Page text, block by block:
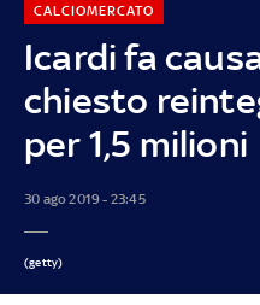
Icardi fa
chiesto
per 1,5 milioni
CALCIOMERCATO
30 ago 2019 - 23:45
(getty)